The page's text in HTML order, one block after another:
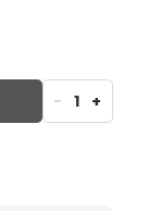
- 1 +